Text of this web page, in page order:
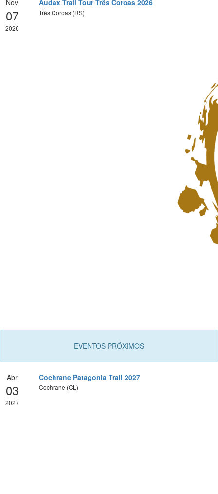
Nov
07
2026
Audax Trail Tour Três Coroas 2026
Três Coroas (RS)
EVENTOS PRÓXIMOS
Abr
03
2027
Cochrane Patagonia Trail 2027
Cochrane (CL)